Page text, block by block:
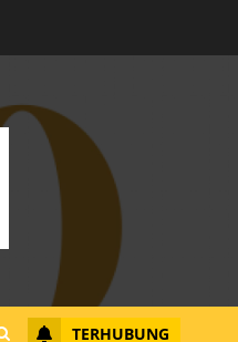
TERHUBUNG
Ajukan
Soroti
Resahkan
0
Tanah Warga